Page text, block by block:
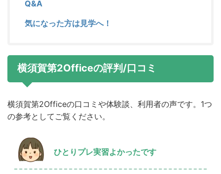
Q&A
気になった方は見学へ！
横須賀第2Officeの評判/口コミ
横須賀第2Officeの口コミや体験談、利用者の声です。1つ
の参考としてご覧ください。
ひとりプレ実習よかったです